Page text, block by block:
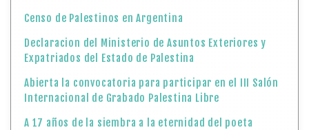
Censo de Palestinos en Argentina
Declaracion del Ministerio de Asuntos Exteriores y
Expatriados del Estado de Palestina
Abierta la convocatoria para participar en el III Salón
Internacional de Grabado Palestina Libre
A 17 años de la siembra a la eternidad del poeta